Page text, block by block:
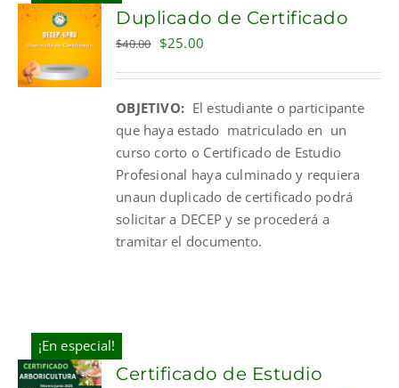
ADD TO
CART
Duplicado de Certificado
$40.00 Original
$40.00.
$25.00
$25.00.
OBJETIVO: El estudiante o participante
que haya estado matriculado en un
curso corto o Certificado de Estudio
Profesional haya culminado y requiera
unaun duplicado de certificado podrá
solicitar a DECEP y se procederá a
tramitar el documento.
¡En especial!
ADD TO
Certificado de Estudio